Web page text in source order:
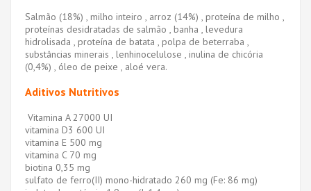
Salmão (18%) , milho inteiro , arroz (14%) , proteína de milho ,
proteínas desidratadas de salmão , banha , levedura
hidrolisada , proteína de batata , polpa de beterraba ,
substâncias minerais , lenhinocelulose , inulina de chicória
(0,4%) , óleo de peixe , aloé vera.
Aditivos Nutritivos
Vitamina A 27000 UI
vitamina D3 600 UI
vitamina E 500 mg
vitamina C 70 mg
biotina 0,35 mg
sulfato de ferro(II) mono-hidratado 260 mg (Fe: 86 mg)